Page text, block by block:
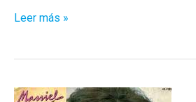
Llora
Tinlicker
Leer más »